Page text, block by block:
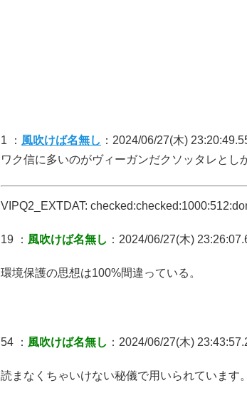
1 ： 風吹けば名無し ：2024/06/27(木)
ワク信に多いのがヴィーガンだクソッタレとし
VIPQ2_EXTDAT:
19 ： 風吹けば名無し ：2024/06/27(木)
環境保護の思想は100%間違っている。
54 ： 風吹けば名無し ：2024/06/27(木)
読まなくちゃいけない秘儀で用いられています。